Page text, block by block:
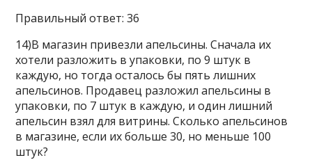
Правильный ответ: 36
14)В магазин привезли апельсины. Сначала их
хотели разложить в упаковки, по 9 штук в
каждую, но тогда осталось бы пять лишних
апельсинов. Продавец разложил апельсины в
упаковки, по 7 штук в каждую, и один лишний
апельсин взял для витрины. Сколько апельсинов
в магазине, если их больше 30, но меньше 100
штук?